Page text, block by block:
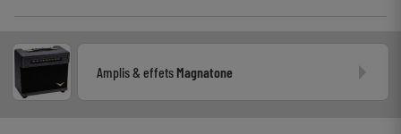
Micros & HF
entre autres Ampeg et Crate - qui a ressuscité la marque
gamme à la saveur 50's.
Amplis & effets Magnatone